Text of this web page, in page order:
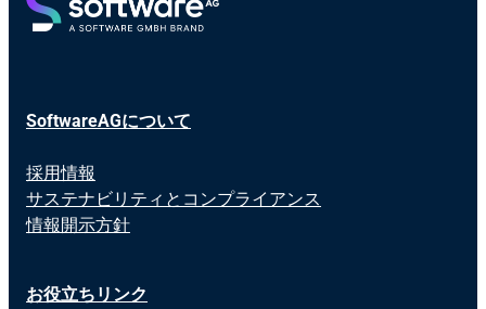
SoftwareAGについて
採用情報
サステナビリティとコンプライアンス
情報開示方針
お役立ちリンク